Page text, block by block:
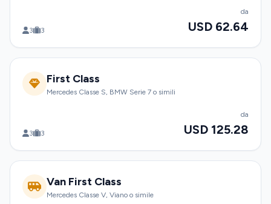
3 3
da
USD 62.64
First Class
Mercedes Classe S, BMW Serie 7 o simili
3 3
da
USD 125.28
Van First Class
Mercedes Classe V, Viano o simile